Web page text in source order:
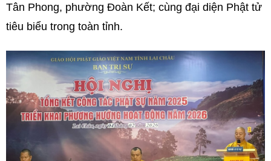
Tân Phong, phường Đoàn Kết; cùng đại diện Phật tử
tiêu biểu trong toàn tỉnh.